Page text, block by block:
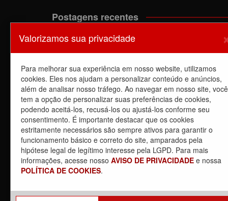
Postagens recentes
A luta dos trabalhadores da Manutenção do EPB
Dia de luta! Ferroviários mostram que a luta é o
caminho e enfraquecem o privatista Tarcísio
5 de agosto de 2026
Dia de Luta: em apoio a GREVE dos trabalhadores
CPTM – Linhas
5 de agosto de 2026
Carta Aberta – 04/08/2026
4 de agosto de 2026
CPTM. PARTICIPE!
Valorizamos sua privacidade
Para melhorar sua experiência em nosso website, utilizamos
cookies. Eles nos ajudam a personalizar conteúdo e anúncios,
além de analisar nosso tráfego. Ao navegar em nosso site, você
tem a opção de personalizar suas preferências de cookies,
podendo aceitá-los, recusá-los ou ajustá-los conforme seu
consentimento. É importante destacar que os cookies
estritamente necessários são sempre ativos para garantir o
funcionamento básico e correto do site, amparados pela
hipótese legal de legítimo interesse pela LGPD. Para mais
informações, acesse nosso AVISO DE PRIVACIDADE e nossa
POLÍTICA DE COOKIES.